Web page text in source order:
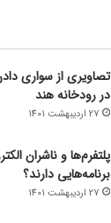
تصاویری از سواری
در رودخانه هند
27 اردیبهشت 1401
پلتفرم‌ها و ناشران
برنامه‌هایی دارند؟
27 اردیبهشت 1401